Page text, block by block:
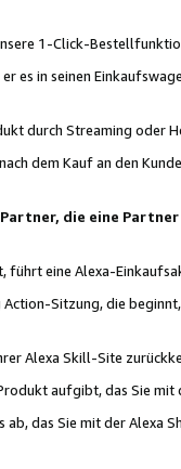
1-Click-
es in seinen
durch Streaming oder
dem Kauf an den
die eine
eine Alexa-
Sitzung, die
Alexa Skill-Site
aufgibt, das Sie mit
ab, das Sie mit der Alexa